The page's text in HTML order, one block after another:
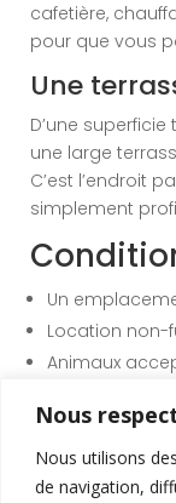
Nous
Nous utilisons
de navigation,
cafetière,
pour que vous
Une
D’une
une large
C’est l’endroit
simplement
Un
Location non-
Animaux
Profitez de
et ses